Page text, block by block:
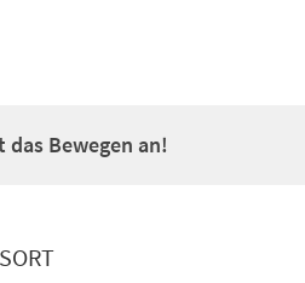
Bewegen an!